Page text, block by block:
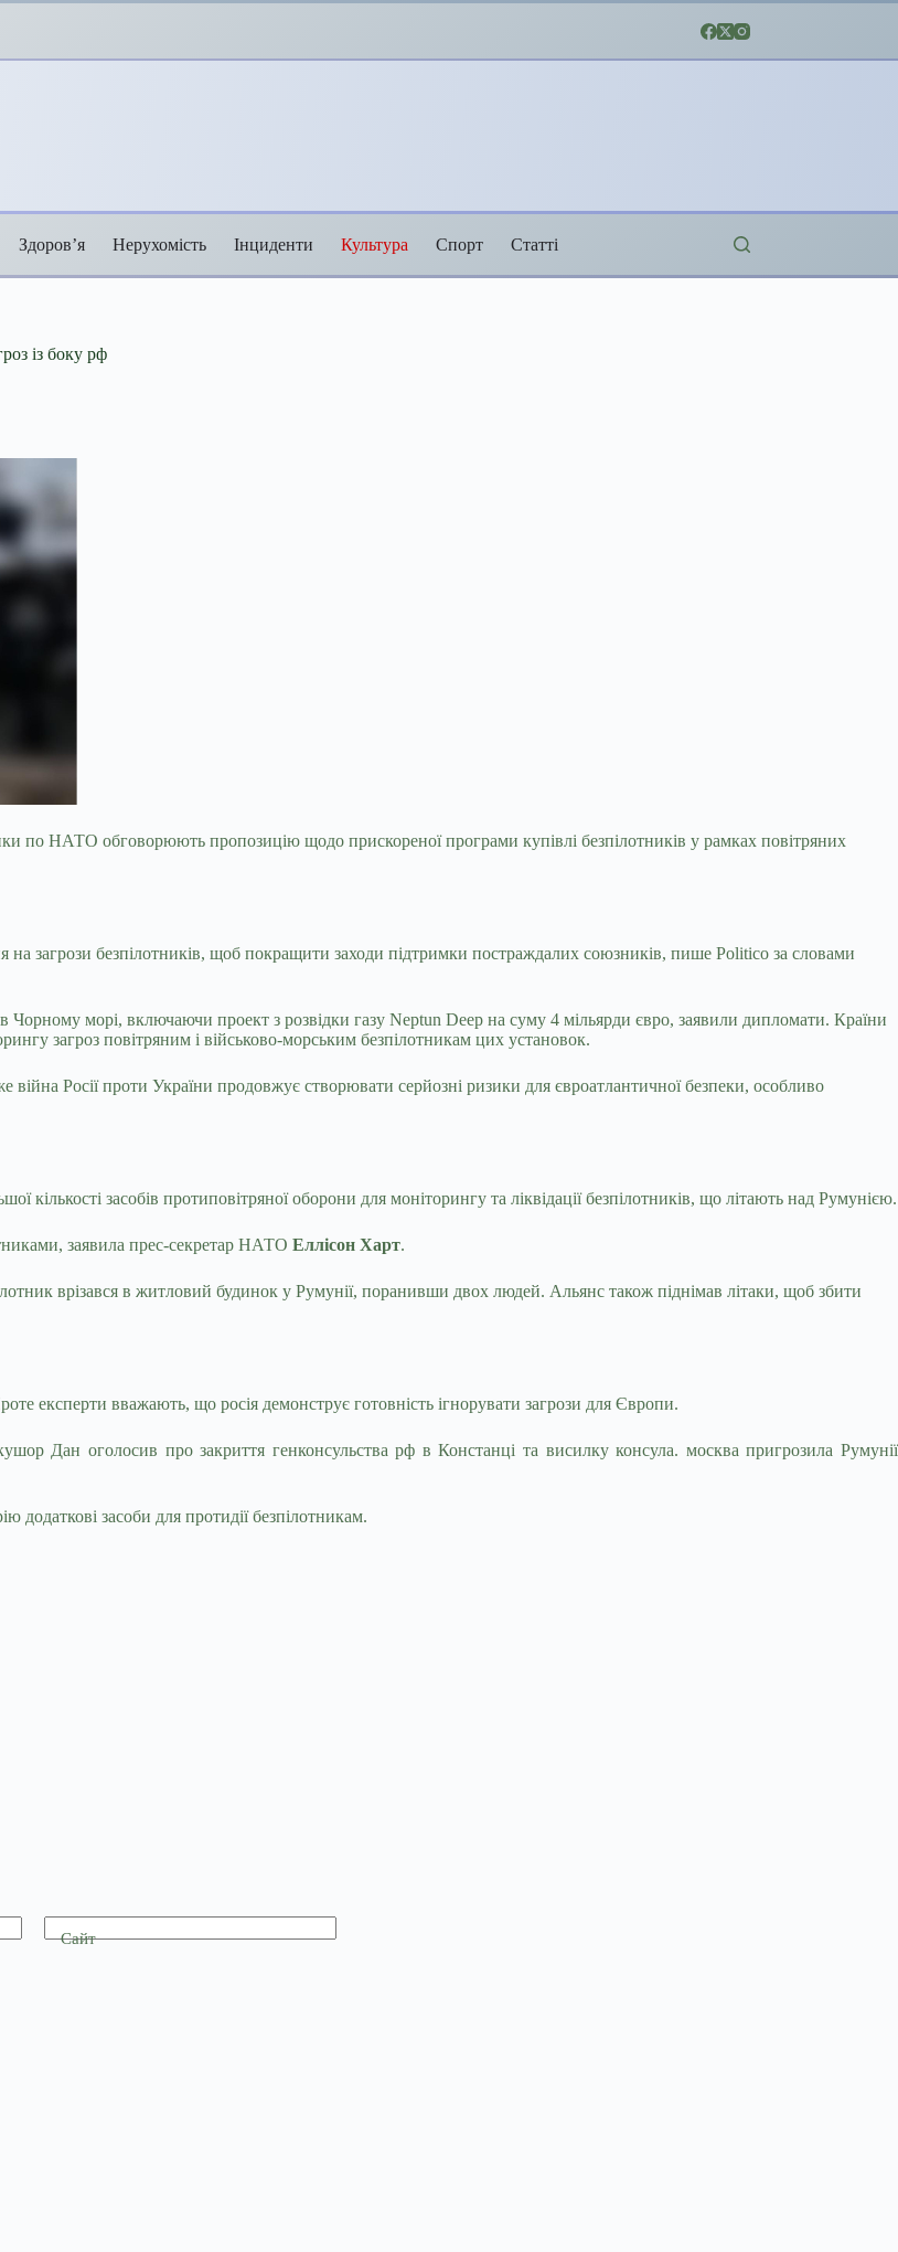
Здоров’я Нерухомість Інциденти Культура Спорт Статті
із боку рф
по НАТО обговорюють пропозицію щодо прискореної програми купівлі безпілотників у рамках повітряних
загрози безпілотників, щоб покращити заходи підтримки постраждалих союзників, пише Politico за словами
морі, включаючи проект з розвідки газу Neptun Deep на суму 4 мільярди євро, заявили дипломати. Країни
загроз повітряним і військово-морським безпілотникам цих установок.
Росії проти України продовжує створювати серйозні ризики для євроатлантичної безпеки, особливо
кількості засобів протиповітряної оборони для моніторингу та ліквідації безпілотників, що літають над Румунією.
заявила прес-секретар НАТО Еллісон Харт.
врізався в житловий будинок у Румунії, поранивши двох людей. Альянс також піднімав літаки, щоб збити
експерти вважають, що росія демонструє готовність ігнорувати загрози для Європи.
Дан оголосив про закриття генконсульства рф в Констанці та висилку консула. москва пригрозила Румунії
додаткові засоби для протидії безпілотникам.
Сайт